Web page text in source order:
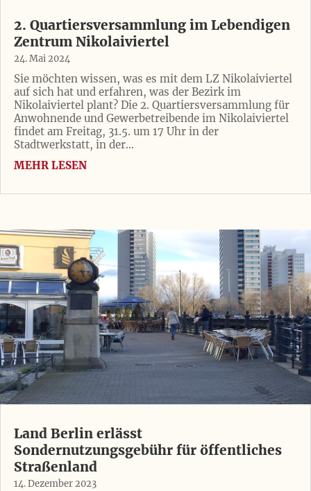
2. Quartiersversammlung im Lebendigen
Zentrum Nikolaiviertel
24. Mai 2024
Sie möchten wissen, was es mit dem LZ Nikolaiviertel
auf sich hat und erfahren, was der Bezirk im
Nikolaiviertel plant? Die 2. Quartiersversammlung für
Anwohnende und Gewerbetreibende im Nikolaiviertel
findet am Freitag, 31.5. um 17 Uhr in der
Stadtwerkstatt, in der...
MEHR LESEN
Land Berlin erlässt
Sondernutzungsgebühr für öffentliches
Straßenland
14. Dezember 2023